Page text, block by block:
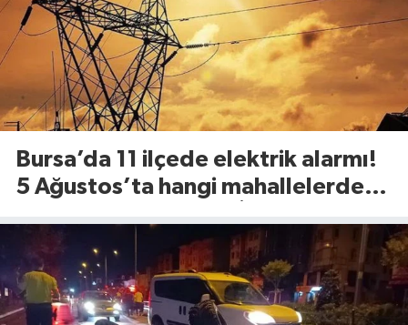
Bursa’da 11 ilçede elektrik alarmı!
5 Ağustos’ta hangi mahallelerde
tam liste...